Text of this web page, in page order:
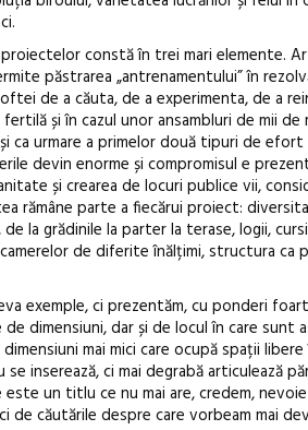
constă în trei mari elemente.
păstrarea „antrenamentului” în
de a căuta, de a experimenta, de a
și în cazul unor ansambluri de mii
ca urmare a primelor două tipuri de
devin enorme și compromisul e
și crearea de locuri publice vii,
rămâne parte a fiecărui proiect:
la grădinile la parter la terase, logii,
de diferite înălțimi, structura ca
exemple, ci prezentăm, cu ponderi
dimensiuni, dar și de locul în care sunt
mai mici care ocupă spații
inserează, ci mai degrabă articulează
un titlu ce nu mai are, credem,
de căutările despre care vorbeam mai